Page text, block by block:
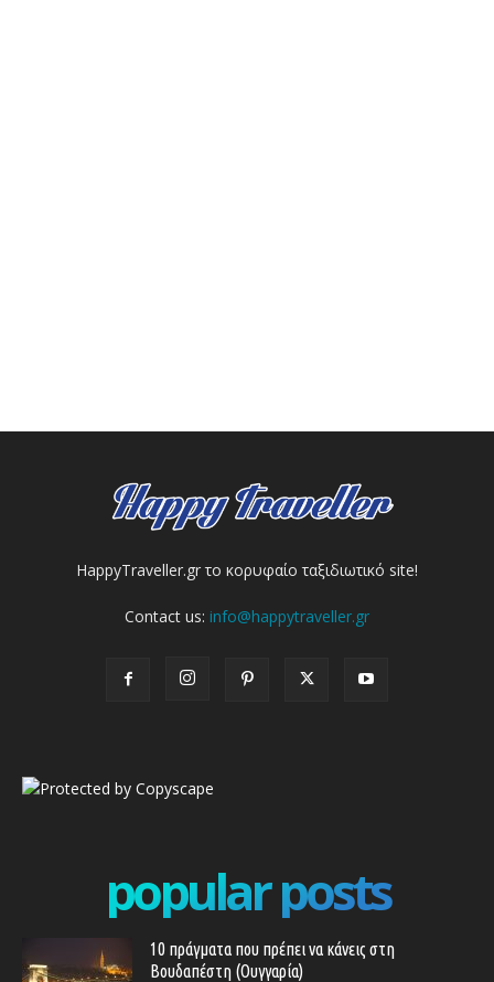
HappyTraveller.gr το κορυφαίο ταξιδιωτικό site!
Contact us: info@happytraveller.gr
popular posts
10 πράγματα που πρέπει να κάνεις στη
Βουδαπέστη (Ουγγαρία)